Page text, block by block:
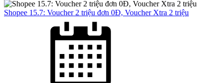
Shopee 15.7: Voucher 2 triệu đơn 0Đ, Voucher Xtra 2 triệu